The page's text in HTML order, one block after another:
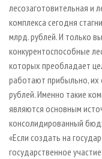
лесозаготовительная и
комплекса сегодня
млрд. рублей. И только
конкурентоспособные
которых преобладает
работают прибыльно, их
рублей. Именно такие
являются основным
консолидированный
«Если создать на
государственное